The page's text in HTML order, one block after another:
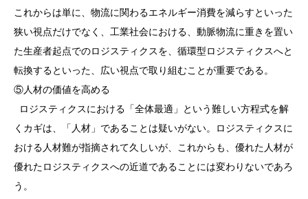
これからは単に、物流に関わるエネルギー消費を減らすといった
狭い視点だけでなく、工業社会における、動脈物流に重きを置い
た生産者起点でのロジスティクスを、循環型ロジスティクスへと
転換するといった、広い視点で取り組むことが重要である。
⑤人材の価値を高める
ロジスティクスにおける「全体最適」という難しい方程式を解
くカギは、「人材」であることは疑いがない。ロジスティクスに
おける人材難が指摘されて久しいが、これからも、優れた人材が
優れたロジスティクスへの近道であることには変わりないであろ
う。